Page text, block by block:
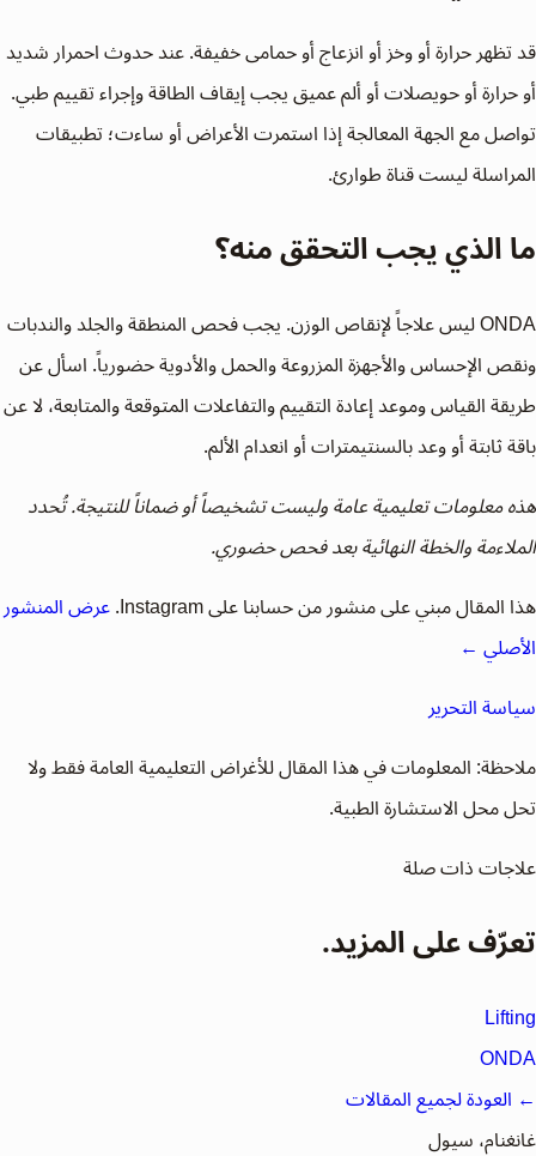
قد تظهر حرارة أو وخز أو انزعاج أو حمامى خفيفة. عند حدوث احمرار شديد
أو حرارة أو حويصلات أو ألم عميق يجب إيقاف الطاقة وإجراء تقييم طبي.
تواصل مع الجهة المعالجة إذا استمرت الأعراض أو ساءت؛ تطبيقات
المراسلة ليست قناة طوارئ.
ما الذي يجب التحقق منه؟
ONDA ليس علاجاً لإنقاص الوزن. يجب فحص المنطقة والجلد والندبات
ونقص الإحساس والأجهزة المزروعة والحمل والأدوية حضورياً. اسأل عن
طريقة القياس وموعد إعادة التقييم والتفاعلات المتوقعة والمتابعة، لا عن
باقة ثابتة أو وعد بالسنتيمترات أو انعدام الألم.
هذه معلومات تعليمية عامة وليست تشخيصاً أو ضماناً للنتيجة. تُحدد
الملاءمة والخطة النهائية بعد فحص حضوري.
هذا المقال مبني على منشور من حسابنا على Instagram.
عرض المنشور
الأصلي ←
سياسة التحرير
ملاحظة:المعلومات في هذا المقال للأغراض التعليمية العامة فقط ولا
تحل محل الاستشارة الطبية.
علاجات ذات صلة
تعرّف على المزيد.
Lifting
ONDA
← العودة لجميع المقالات
غانغنام، سيول